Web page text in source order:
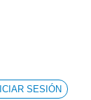
SESIÓN